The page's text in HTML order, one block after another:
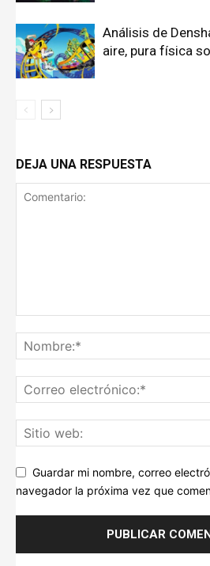
Análisis de
aire, pura física
DEJA UNA RESPUESTA
Guardar mi nombre, correo
navegador la próxima vez que